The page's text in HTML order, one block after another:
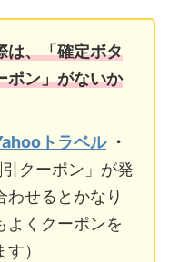
は、「確定ボタ
ポン」がないか
トラベル・
クーポン」が発
わせるとかなり
よくクーポンを
）